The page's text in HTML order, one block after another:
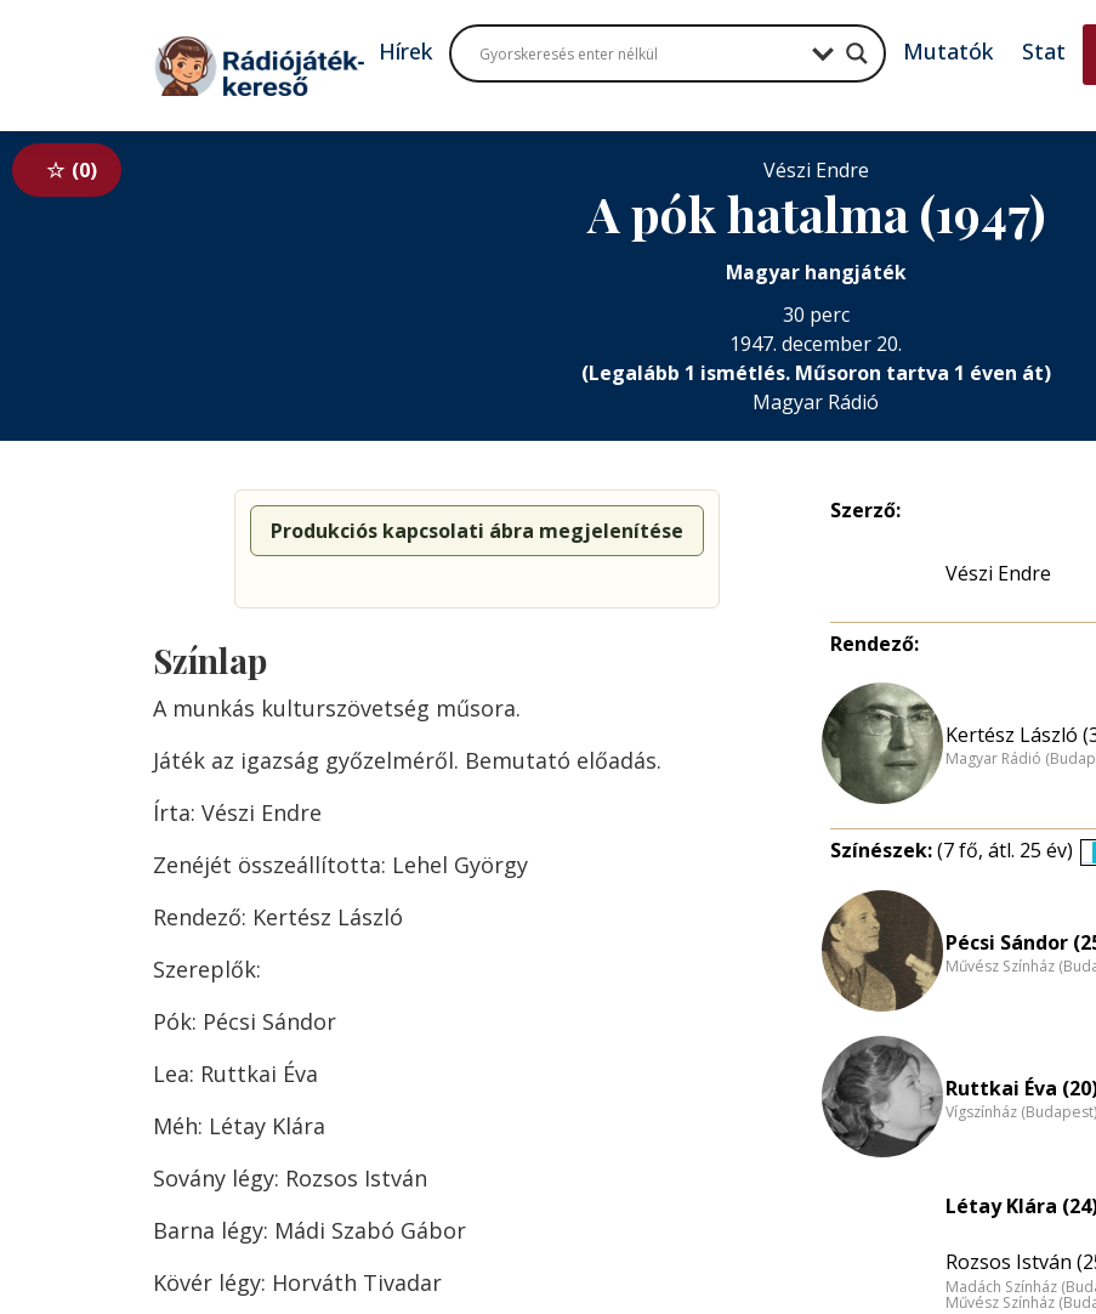
Tovább a tartalomhoz
Hírek Mutatók Stat
0 Vészi Endre
A pók hatalma (1947)
Magyar hangjáték
30 perc
1947. december 20.
(Legalább 1 ismétlés. Műsoron tartva 1 éven át)
Magyar Rádió
Produkciós kapcsolati ábra megjelenítése
Színlap
A munkás kulturszövetség műsora.
Játék az igazság győzelméről. Bemutató előadás.
Írta: Vészi Endre
Zenéjét összeállította: Lehel György
Rendező: Kertész László
Szereplők:
Pók: Pécsi Sándor
Lea: Ruttkai Éva
Méh: Létay Klára
Sovány légy: Rozsos István
Barna légy: Mádi Szabó Gábor
Kövér légy: Horváth Tivadar
Szerző:
Vészi Endre
Rendező:
Kertész László
Magyar Rádió
Színészek:(7 fő, átl. 25 év)
Pécsi Sándor
Művész Színház
Ruttkai Éva
Vígszínház (Budapest)
Létay Klára
Rozsos István
Madách Színház
Művész Színház